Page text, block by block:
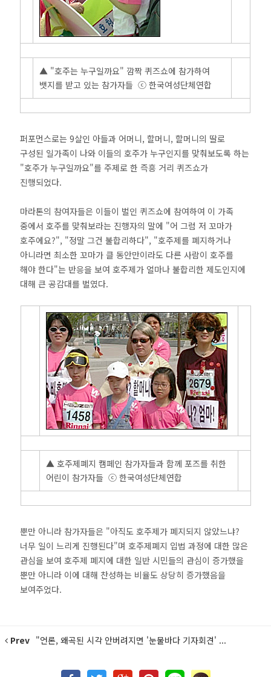
▲ "호주는 누구일까요" 깜짝 퀴즈쇼에 참가하여
뱃지를 받고 있는 참가자들 ⓒ 한국여성단체연합
퍼포먼스로는 9살인 아들과 어머니, 할머니, 할머니의 딸로
구성된 일가족이 나와 이들의 호주가 누구인지를 맞춰보도록 하는
"호주가 누구일까요"를 주제로 한 즉흥 거리 퀴즈쇼가
진행되었다.
마라톤의 참여자들은 이들이 벌인 퀴즈쇼에 참여하여 이 가족
중에서 호주를 맞춰보라는 진행자의 말에 "어 그럼 저 꼬마가
호주에요?", "정말 그건 불합리하다", "호주제를 폐지하거나
아니라면 최소한 꼬마가 클 동안만이라도 다른 사람이 호주를
해야 한다"는 반응을 보여 호주제가 얼마나 불합리한 제도인지에
대해 큰 공감대를 벌였다.
▲ 호주제폐지 캠페인 참가자들과 함께 포즈를 취한
어린이 참가자들 ⓒ 한국여성단체연합
뿐만 아니라 참가자들은 "아직도 호주제가 폐지되지 않았느냐?
너무 일이 느리게 진행된다"며 호주제폐지 입법 과정에 대한 많은
관심을 보여 호주제 폐지에 대한 일반 시민들의 관심이 증가했을
뿐만 아니라 이에 대해 찬성하는 비율도 상당히 증가했음을
보여주었다.
Prev "언론, 왜곡된 시각 안버려지면 '눈물바다 기자회견' ...